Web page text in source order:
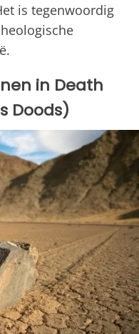
is tegenwoordig
in Death
Doods)